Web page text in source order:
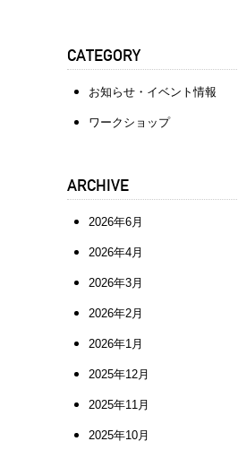
CATEGORY
お知らせ・イベント情報
ワークショップ
ARCHIVE
2026年6月
2026年4月
2026年3月
2026年2月
2026年1月
2025年12月
2025年11月
2025年10月